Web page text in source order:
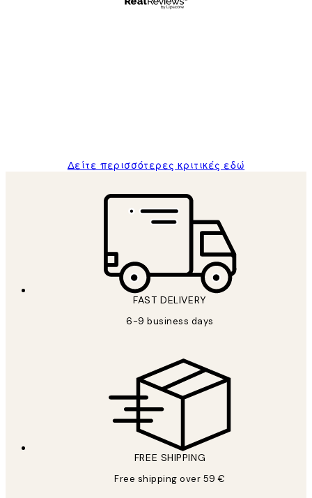
Δείτε περισσότερες κριτικές εδώ
FAST DELIVERY
6-9 business days
FREE SHIPPING
Free shipping over 59 €